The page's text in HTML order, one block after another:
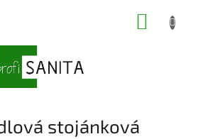
stojánková